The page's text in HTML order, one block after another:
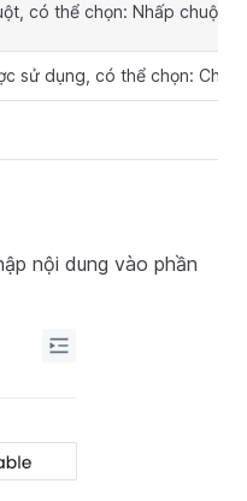
có thể chọn: Nhấp chuột
sử dụng, có thể chọn:
nội dung vào phần